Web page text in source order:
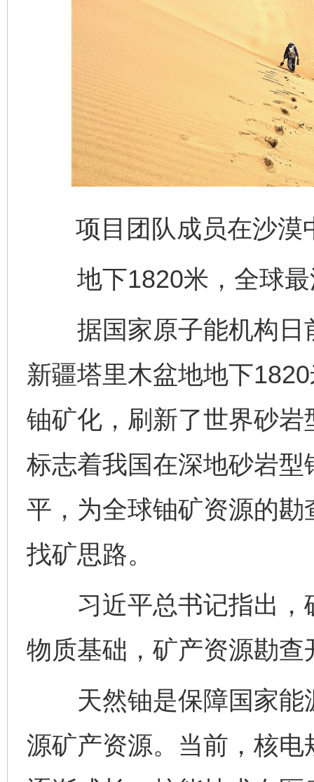
项目团队成员在沙漠
地下1820米，全球最
据国家原子能机构日
新疆塔里木盆地地下
铀矿化，刷新了世界砂
标志着我国在深地砂岩
平，为全球铀矿资源的
找矿思路。
习近平总书记指出，
物质基础，矿产资源勘
天然铀是保障国家能
源矿产资源。当前，核